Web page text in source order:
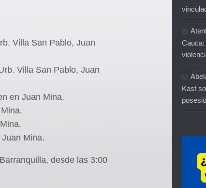
Villa San Pablo, Juan
Villa San Pablo, Juan
en Juan Mina.
Mina.
desde las 3:00
Cauca:
Kast